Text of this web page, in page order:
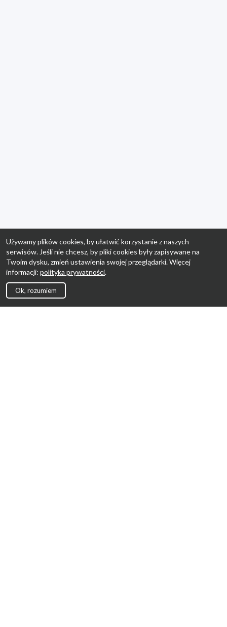
Używamy plików cookies, by ułatwić korzystanie z naszych
serwisów. Jeśli nie chcesz, by pliki cookies były zapisywane na
Twoim dysku, zmień ustawienia swojej przeglądarki. Więcej
informacji: polityka prywatności.
Ok, rozumiem